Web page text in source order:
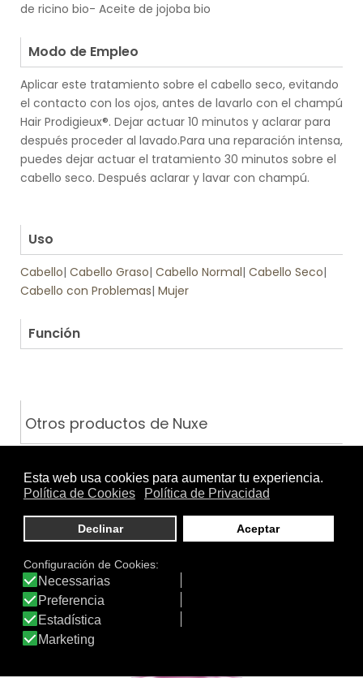
de ricino bio- Aceite de jojoba bio
Modo de Empleo
Aplicar este tratamiento sobre el cabello seco, evitando
el contacto con los ojos, antes de lavarlo con el champú
Hair Prodigieux®. Dejar actuar 10 minutos y aclarar para
después proceder al lavado.Para una reparación intensa,
puedes dejar actuar el tratamiento 30 minutos sobre el
cabello seco. Después aclarar y lavar con champú.
Uso
Cabello| Cabello Graso| Cabello Normal| Cabello Seco|
Cabello con Problemas| Mujer
Función
Otros productos de Nuxe
HUILE PRODIGIEUSE OR…